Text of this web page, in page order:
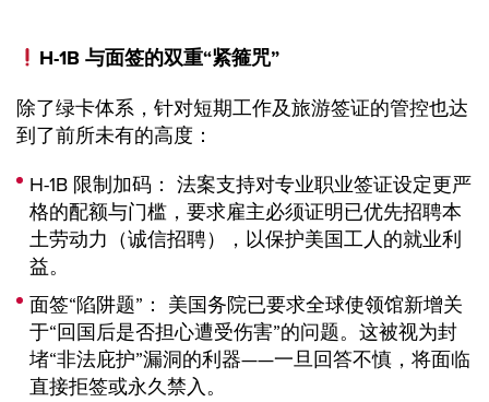
H-1B 与面签的双重“紧箍咒”
除了绿卡体系，针对短期工作及旅游签证的管控也达
到了前所未有的高度：
H-1B 限制加码： 法案支持对专业职业签证设定更严
格的配额与门槛，要求雇主必须证明已优先招聘本
土劳动力（诚信招聘），以保护美国工人的就业利
益。
面签“陷阱题”： 美国务院已要求全球使领馆新增关
于“回国后是否担心遭受伤害”的问题。这被视为封
堵“非法庇护”漏洞的利器——一旦回答不慎，将面临
直接拒签或永久禁入。